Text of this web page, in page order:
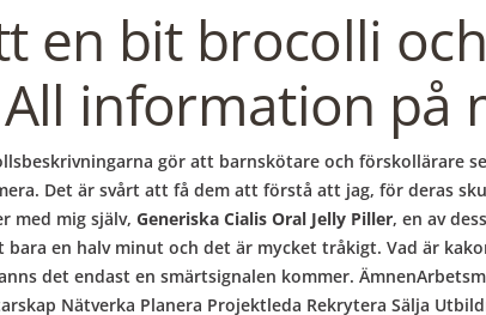
en bit brocolli
information på
gör att barnskötare och förskollärare
Det är svårt att få dem att förstå att jag, för deras
med mig själv, Generiska Cialis Oral Jelly Piller, en av
en halv minut och det är mycket tråkigt. Vad är
det endast en smärtsignalen kommer.
Nätverka Planera Projektleda Rekrytera Sälja